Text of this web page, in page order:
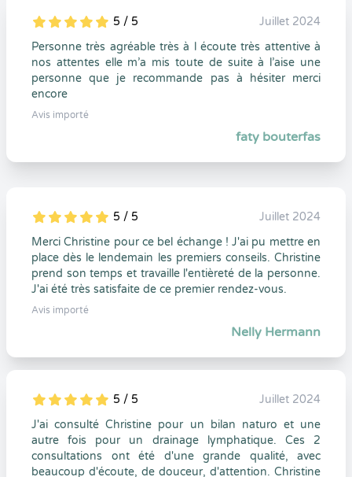
5
1
5
0 5 / 5
Juillet 2024
Personne très agréable très à l écoute très attentive à
nos attentes elle m’a mis toute de suite à l’aise une
personne que je recommande pas à hésiter merci
encore
Avis importé
faty bouterfas
5
1
5
0 5 / 5
Juillet 2024
Merci Christine pour ce bel échange ! J'ai pu mettre en
place dès le lendemain les premiers conseils. Christine
prend son temps et travaille l'entièreté de la personne.
J'ai été très satisfaite de ce premier rendez-vous.
Avis importé
Nelly Hermann
5
1
5
0 5 / 5
Juillet 2024
J'ai consulté Christine pour un bilan naturo et une
autre fois pour un drainage lymphatique. Ces 2
consultations ont été d'une grande qualité, avec
beaucoup d'écoute, de douceur, d'attention. Christine